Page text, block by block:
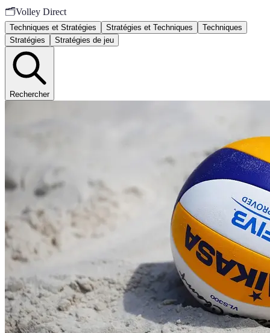
🗂️Volley Direct
Techniques et Stratégies Stratégies et Techniques
Techniques
Stratégies
Stratégies de jeu
Rechercher